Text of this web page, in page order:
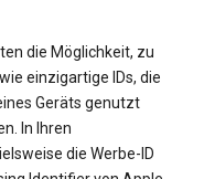
die Möglichkeit, zu
einzigartige IDs, die
Geräts genutzt
In Ihren
die Werbe-ID